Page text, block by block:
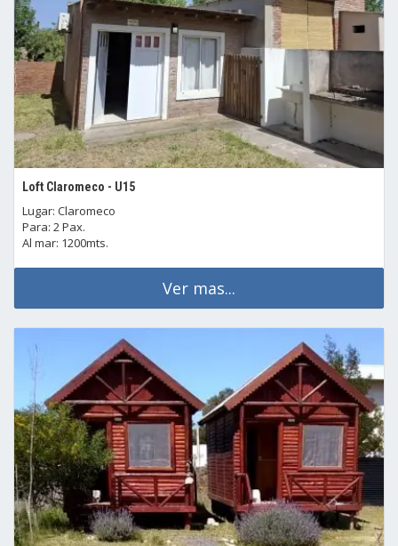
Loft Claromeco - U15
Lugar: Claromeco
Para: 2 Pax.
Al mar: 1200mts.
Ver mas...